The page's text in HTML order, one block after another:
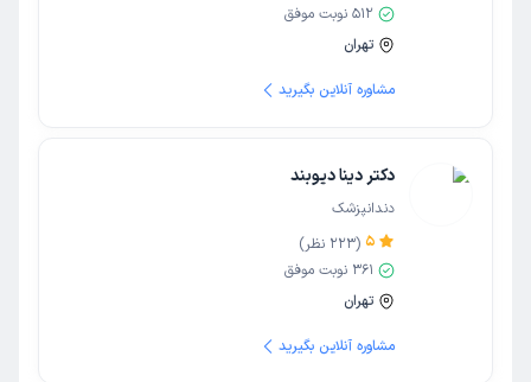
512 نوبت موفق
تهران
مشاوره آنلاین بگیرید
دکتر دینا دیوبند
دندانپزشک
5
(
223 نظر)
361 نوبت موفق
تهران
مشاوره آنلاین بگیرید